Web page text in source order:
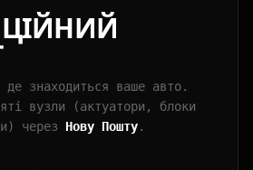
де знаходиться ваше авто.
вузли (актуатори, блоки
через Нову Пошту.